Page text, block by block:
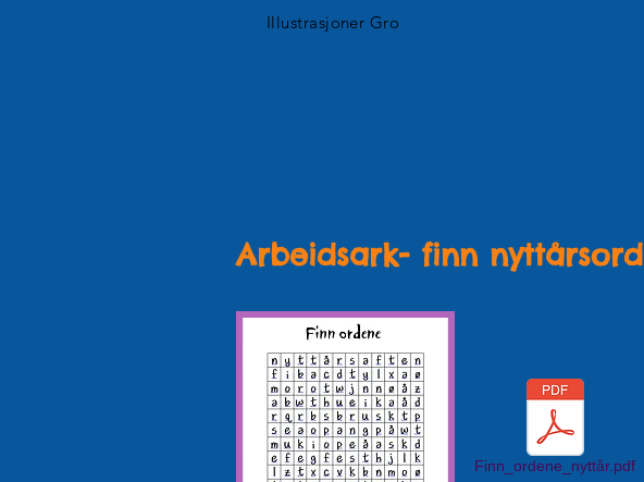
Illustrasjoner Gro
Arbeidsark- finn nyttårsord
Finn_ordene_nyttår.pdf